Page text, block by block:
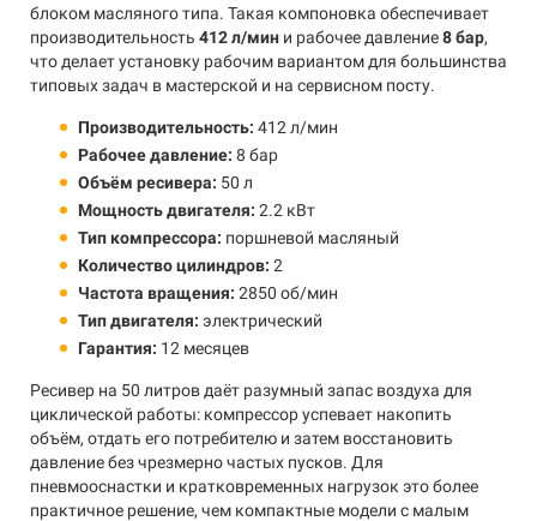
блоком масляного типа. Такая компоновка обеспечивает
производительность 412 л/мин и рабочее давление8 бар,
что делает установку рабочим вариантом для большинства
типовых задач в мастерской и на сервисном посту.
Производительность: 412 л/мин
Рабочее давление: 8 бар
Объём ресивера: 50 л
Мощность двигателя: 2.2 кВт
Тип компрессора: поршневой масляный
Количество цилиндров: 2
Частота вращения: 2850 об/мин
Тип двигателя: электрический
Гарантия: 12 месяцев
Ресивер на 50 литров даёт разумный запас воздуха для
циклической работы: компрессор успевает накопить
объём, отдать его потребителю и затем восстановить
давление без чрезмерно частых пусков. Для
пневмооснастки и кратковременных нагрузок это более
практичное решение, чем компактные модели с малым